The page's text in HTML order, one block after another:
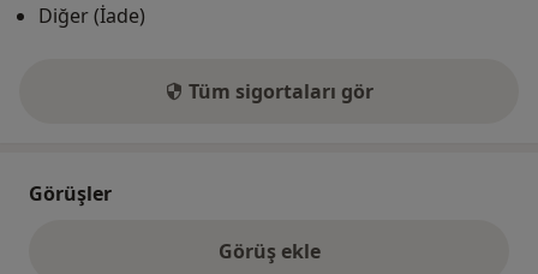
Diğer (İade)
Tüm sigortaları gör
Görüşler
Görüş ekle